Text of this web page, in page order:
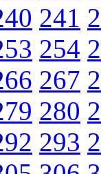
241
254
267
280
293